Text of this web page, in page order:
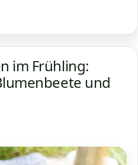
im Frühling:
und